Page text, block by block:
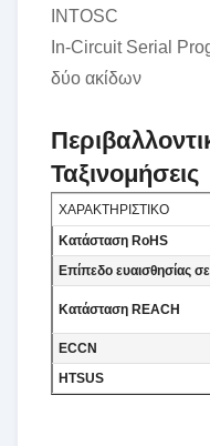
INTOSC
In-Circuit Serial
δύο ακίδων
Ταξινομήσεις
ΧΑΡΑΚΤΗΡΙΣΤΙΚΟ
Κατάσταση RoHS
Επίπεδο ευαισθησίας
Κατάσταση REACH
ECCN
HTSUS